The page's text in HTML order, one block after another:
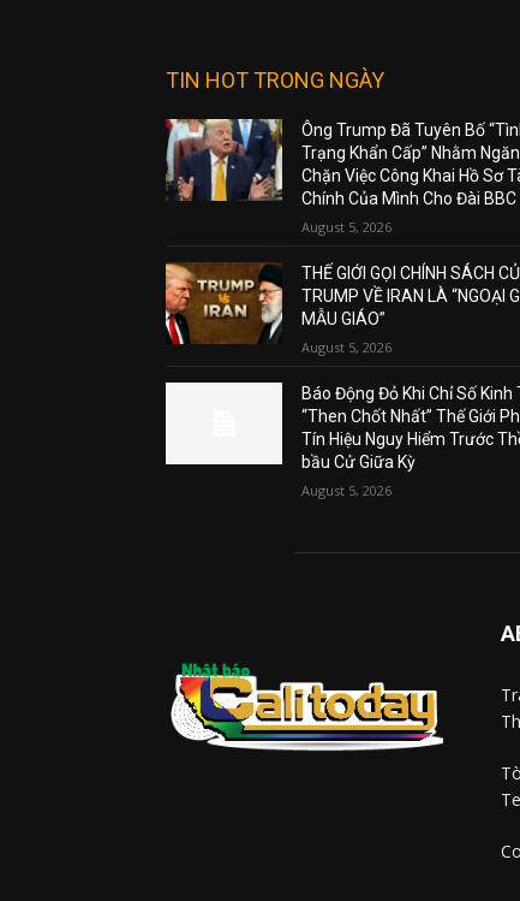
TIN HOT TRONG NGÀY
Ông Trump Đã Tuyên Bố
Trạng Khẩn Cấp” Nhằm Ngăn
Chặn Việc Công Khai Hồ Sơ
Chính Của Mình Cho Đài BBC
August 5, 2026
THẾ GIỚI GỌI CHÍNH SÁCH
TRUMP VỀ IRAN LÀ “NGOẠI
MẪU GIÁO”
August 5, 2026
Báo Động Đỏ Khi Chỉ Số Kinh
“Then Chốt Nhất” Thế Giới
Tín Hiệu Nguy Hiểm Trước
bầu Cử Giữa Kỳ
August 5, 2026